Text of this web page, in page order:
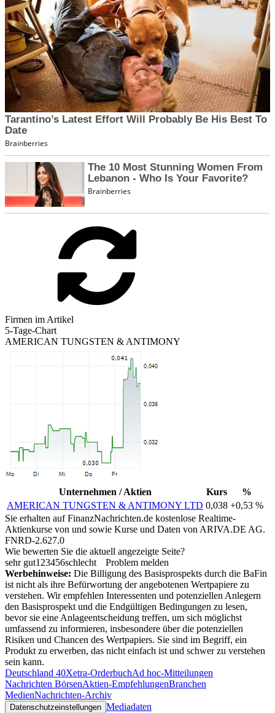
Firmen im Artikel
5-Tage-Chart
AMERICAN TUNGSTEN & ANTIMONY
Unternehmen / Aktien Kurs
%
AMERICAN TUNGSTEN & ANTIMONY LTD 0,038 +0,53 %
Sie erhalten auf FinanzNachrichten.de kostenlose Realtime-
Aktienkurse von und sowie Kurse und Daten von ARIVA.DE AG.
FNRD-2.627.0
Wie bewerten Sie die aktuell angezeigte Seite?
sehr gut1 23456schlecht
Problem melden
Werbehinweise: Die Billigung des Basisprospekts durch die BaFin
ist nicht als ihre Befürwortung der angebotenen Wertpapiere zu
verstehen. Wir empfehlen Interessenten und potenziellen Anlegern
den Basisprospekt und die Endgültigen Bedingungen zu lesen,
bevor sie eine Anlageentscheidung treffen, um sich möglichst
umfassend zu informieren, insbesondere über die potenziellen
Risiken und Chancen des Wertpapiers. Sie sind im Begriff, ein
Produkt zu erwerben, das nicht einfach ist und schwer zu verstehen
sein kann.
Deutschland 40Xetra-OrderbuchAd hoc-Mitteilungen
Nachrichten BörsenAktien-EmpfehlungenBranchen
MedienNachrichten-Archiv
Datenschutzeinstellungen Mediadaten